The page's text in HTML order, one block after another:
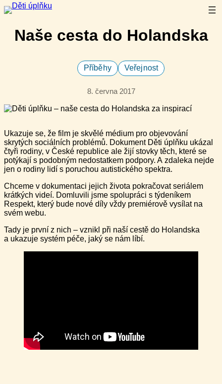
Přeskočit
na
Naše cesta do Holandska
Příběhy Veřejnost
8. června 2017
Ukazuje se, že film je skvělé médium pro objevování
skrytých sociálních problémů. Dokument Děti úplňku ukázal
čtyři rodiny, v České republice ale žijí stovky těch, které se
potýkají s podobným nedostatkem podpory. A zdaleka nejde
jen o rodiny lidí s poruchou autistického spektra.
Chceme v dokumentaci jejich života pokračovat seriálem
krátkých videí. Domluvili jsme spolupráci s týdeníkem
Respekt, který bude nové díly vždy premiérově vysílat na
svém webu.
Tady je první z nich – vznikl při naší cestě do Holandska
a ukazuje systém péče, jaký se nám líbí.